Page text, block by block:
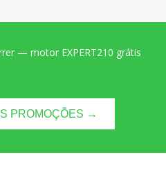
— motor EXPERT210 grátis
PROMOÇÕES →